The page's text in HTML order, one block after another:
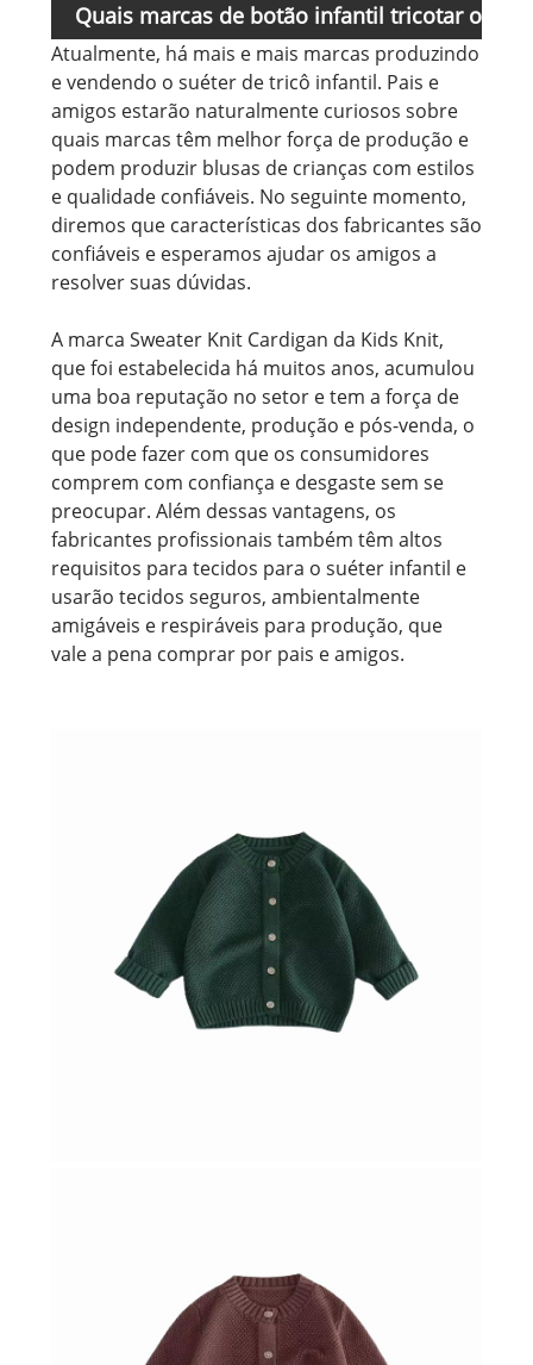
Quais marcas de botão infantil tricotar o
suéter do cardigã tem boa qualidade?
Atualmente, há mais e mais marcas produzindo
e vendendo o suéter de tricô infantil. Pais e
amigos estarão naturalmente curiosos sobre
quais marcas têm melhor força de produção e
podem produzir blusas de crianças com estilos
e qualidade confiáveis. No seguinte momento,
diremos que características dos fabricantes são
confiáveis ​​e esperamos ajudar os amigos a
resolver suas dúvidas.
A marca Sweater Knit Cardigan da Kids Knit,
que foi estabelecida há muitos anos, acumulou
uma boa reputação no setor e tem a força de
design independente, produção e pós-venda, o
que pode fazer com que os consumidores
comprem com confiança e desgaste sem se
preocupar. Além dessas vantagens, os
fabricantes profissionais também têm altos
requisitos para tecidos para o suéter infantil e
usarão tecidos seguros, ambientalmente
amigáveis ​​e respiráveis ​​para produção, que
vale a pena comprar por pais e amigos.